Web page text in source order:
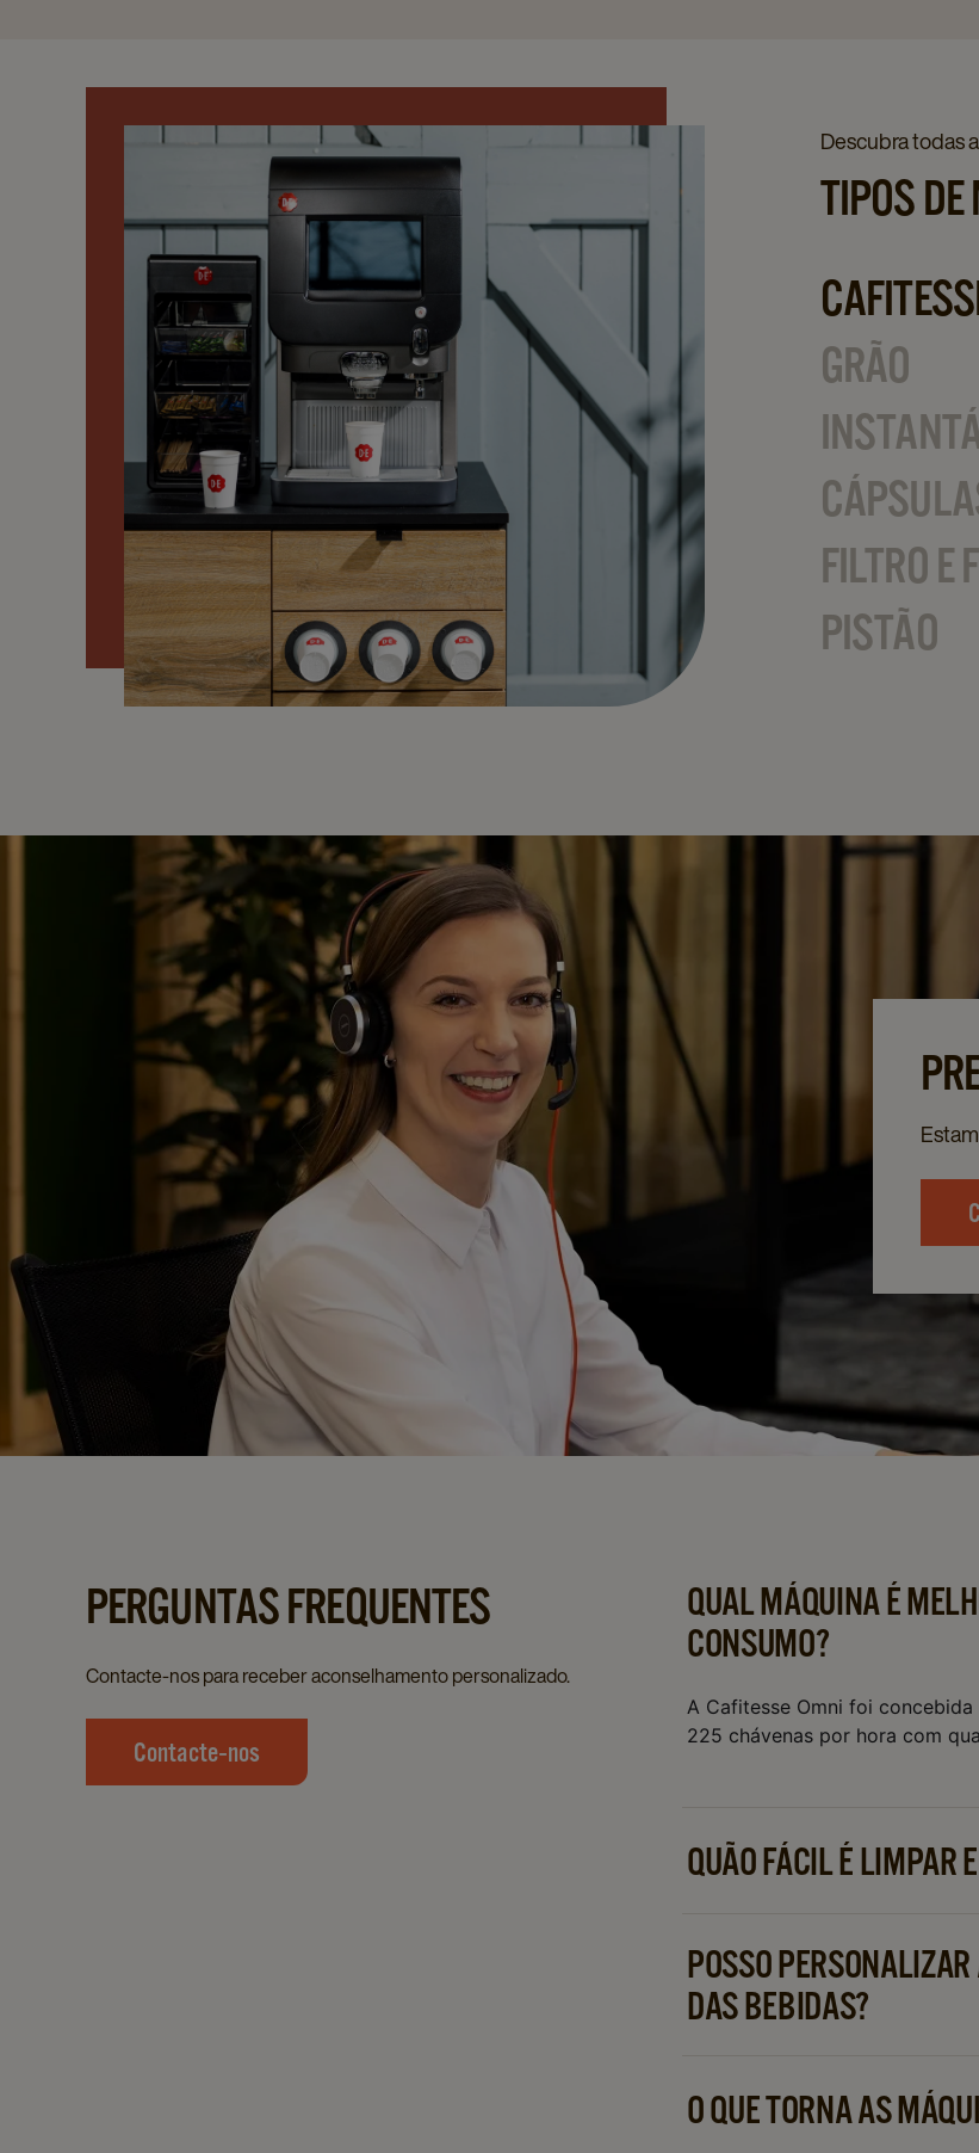
Descubra todas
TIPOS
GRÃO
FILTRO E
PISTÃO
PERGUNTAS FREQUENTES
Contacte‑nos para receber aconselhamento personalizado.
Contacte‑nos
QUAL MÁQUINA É
CONSUMO?
A Cafitesse Omni foi
225 chávenas por hora com
QUÃO FÁCIL É LIMPAR
necessidade de manutenção. A
POSSO
DAS BEBIDAS?
para criar o seu latte gelado,
O QUE TORNA AS